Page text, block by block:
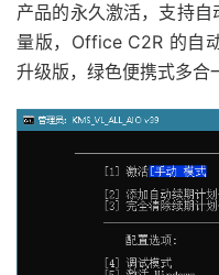
产品的永久激活，支持
量版，Office C2R 的自
升级版，绿色便携式多合